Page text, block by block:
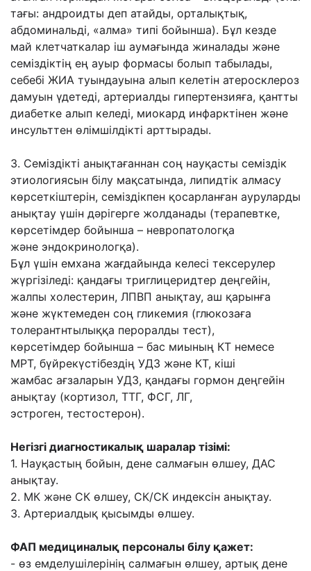
тағы: андроидты деп атайды, орталықтық,
абдоминальді, «алма» типі бойынша). Бұл кезде
май клетчаткалар іш аумағында жиналады жəне
семіздіктің ең ауыр формасы болып табылады,
себебі ЖИА туындауына алып келетін атеросклероз
дамуын үдетеді, артериалды гипертензияға, қантты
диабетке алып келеді, миокард инфарктінен жəне
инсульттен өлімшілдікті арттырады.
3. Семіздікті анықтағаннан соң науқасты семіздік
этиологиясын білу мақсатында, липидтік алмасу
көрсеткіштерін, семіздікпен қосарланған ауруларды
анықтау үшін дəрігерге жолданады (терапевтке,
көрсетімдер бойынша – невропатологқа
жəне эндокринологқа).
Бұл үшін емхана жағдайында келесі тексерулер
жүргізіледі: қандағы триглицеридтер деңгейін,
жалпы холестерин, ЛПВП анықтау, аш қарынға
жəне жүктемеден соң гликемия (глюкозаға
толерантнтылыққа пероралды тест),
көрсетімдер бойынша – бас миының КТ немесе
МРТ, бүйрекүстібездің УДЗ жəне КТ, кіші
жамбас ағзаларын УДЗ, қандағы гормон деңгейін
анықтау (кортизол, ТТГ, ФСГ, ЛГ,
эстроген, тестостерон).
Негізгі диагностикалық шаралар тізімі:
1. Науқастың бойын, дене салмағын өлшеу, ДАС
анықтау.
2. МК жəне СК өлшеу, СК/СК индексін анықтау.
3. Артериалдық қысымды өлшеу.
ФАП медициналық персоналы білу қажет:
- өз емделушілерінің салмағын өлшеу, артық дене